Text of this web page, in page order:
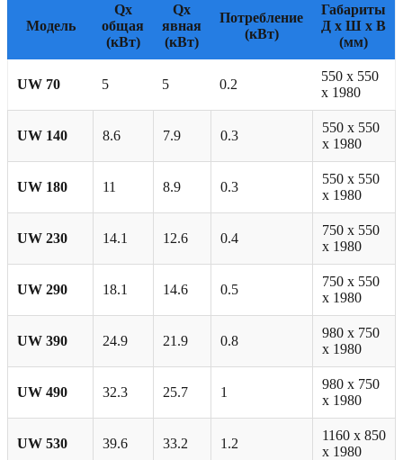
Модель
Qx
общая
(кВт)
Qx
явная
(кВт)
Потребление
(кВт)
Габариты
Д х Ш х В
(мм)
UW 70 5 5 0.2
550 х 550
х 1980
UW 140 8.6 7.9 0.3
550 х 550
х 1980
UW 180 11 8.9 0.3
550 х 550
х 1980
UW 230 14.1 12.6 0.4
750 х 550
х 1980
UW 290 18.1 14.6 0.5
750 х 550
х 1980
UW 390 24.9 21.9 0.8
980 х 750
х 1980
UW 490 32.3 25.7 1
980 х 750
х 1980
UW 530 39.6 33.2 1.2
1160 х 850
х 1980